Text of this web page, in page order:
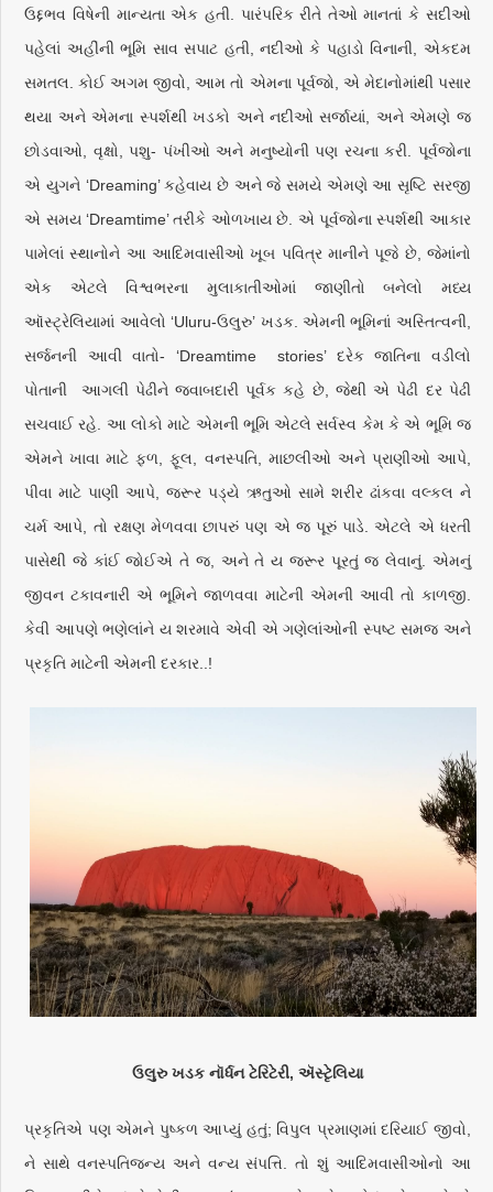
ઉદ્દભવ વિષેની માન્યતા એક હતી. પારંપરિક રીતે તેઓ માનતાં કે સદીઓ
પહેલાં અહીંની ભૂમિ સાવ સપાટ હતી, નદીઓ કે પહાડો વિનાની, એકદમ
સમતલ. કોઈ અગમ જીવો, આમ તો એમના પૂર્વજો, એ મેદાનોમાંથી પસાર
થયા અને એમના સ્પર્શથી ખડકો અને નદીઓ સર્જાયાં, અને એમણે જ
છોડવાઓ, વૃક્ષો, પશુ- પંખીઓ અને મનુષ્યોની પણ રચના કરી. પૂર્વજોના
એ યુગને ‘Dreaming’ કહેવાય છે અને જે સમયે એમણે આ સૃષ્ટિ સરજી
એ સમય ‘Dreamtime’ તરીકે ઓળખાય છે. એ પૂર્વજોના સ્પર્શથી આકાર
પામેલાં સ્થાનોને આ આદિમવાસીઓ ખૂબ પવિત્ર માનીને પૂજે છે, જેમાંનો
એક એટલે વિશ્વભરના મુલાકાતીઓમાં જાણીતો બનેલો મધ્ય
ઑસ્ટ્રેલિયામાં આવેલો ‘Uluru-ઉલુરુ’ ખડક. એમની ભૂમિનાં અસ્તિત્વની,
સર્જનની આવી વાતો- ‘Dreamtime stories’ દરેક જાતિના વડીલો
પોતાની આગલી પેઢીને જવાબદારી પૂર્વક કહે છે, જેથી એ પેઢી દર પેઢી
સચવાઈ રહે. આ લોકો માટે એમની ભૂમિ એટલે સર્વસ્વ કેમ કે એ ભૂમિ જ
એમને ખાવા માટે ફળ, ફૂલ, વનસ્પતિ, માછલીઓ અને પ્રાણીઓ આપે,
પીવા માટે પાણી આપે, જરૂર પડ્યે ઋતુઓ સામે શરીર ઢાંકવા વલ્કલ ને
ચર્મ આપે, તો રક્ષણ મેળવવા છાપરું પણ એ જ પૂરું પાડે. એટલે એ ધરતી
પાસેથી જે કાંઈ જોઈએ તે જ, અને તે ય જરૂર પૂરતું જ લેવાનું. એમનું
જીવન ટકાવનારી એ ભૂમિને જાળવવા માટેની એમની આવી તો કાળજી.
કેવી આપણે ભણેલાંને ય શરમાવે એવી એ ગણેલાંઓની સ્પષ્ટ સમજ અને
પ્રકૃતિ માટેની એમની દરકાર..!
ઉલુરુ ખડક નૉર્ધન ટેરિટેરી, ઍસ્ટૃેલિયા
પ્રકૃતિએ પણ એમને પુષ્કળ આપ્યું હતું; વિપુલ પ્રમાણમાં દરિયાઈ જીવો,
ને સાથે વનસ્પતિજન્ય અને વન્ય સંપત્તિ. તો શું આદિમવાસીઓનો આ